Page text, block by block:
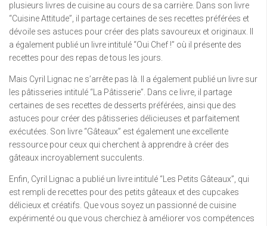
plusieurs livres de cuisine au cours de sa carrière. Dans son livre
“Cuisine Attitude”, il partage certaines de ses recettes préférées et
dévoile ses astuces pour créer des plats savoureux et originaux. Il
a également publié un livre intitulé “Oui Chef !” où il présente des
recettes pour des repas de tous les jours.
Mais Cyril Lignac ne s’arrête pas là. Il a également publié un livre sur
les pâtisseries intitulé “La Pâtisserie”. Dans ce livre, il partage
certaines de ses recettes de desserts préférées, ainsi que des
astuces pour créer des pâtisseries délicieuses et parfaitement
exécutées. Son livre “Gâteaux” est également une excellente
ressource pour ceux qui cherchent à apprendre à créer des
gâteaux incroyablement succulents.
Enfin, Cyril Lignac a publié un livre intitulé “Les Petits Gâteaux”, qui
est rempli de recettes pour des petits gâteaux et des cupcakes
délicieux et créatifs. Que vous soyez un passionné de cuisine
expérimenté ou que vous cherchiez à améliorer vos compétences